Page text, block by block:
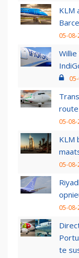
KLM
05-
05-
KLM
05-
05-
te